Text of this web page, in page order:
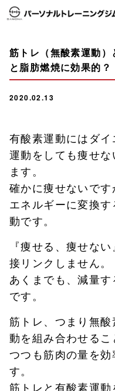
筋トレ（無酸素運動
と脂肪燃焼に効果的？
2020.02.13
有酸素運動にはダ
運動をしても痩せ
ます。
確かに痩せないで
エネルギーに変換
動です。
『痩せる、痩せな
接リンクしません。
あくまでも、減量
です。
筋トレ、つまり無
動を組み合わせる
つつも筋肉の量を
す。
筋トレと有酸素運